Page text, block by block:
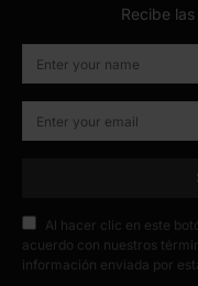
Recibe
Al hacer clic en este
acuerdo con nuestros
información enviada por